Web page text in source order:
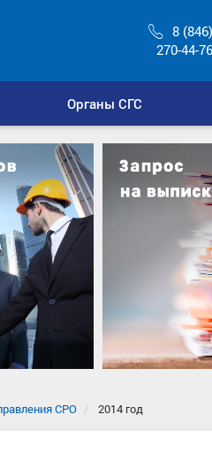
8
270-44-
Органы СГС
СРО 2014 год